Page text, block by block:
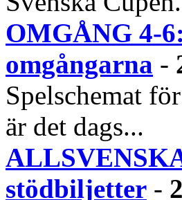
OMGÅNG 4-
omgångarna -
Spelschemat
är det dags...
stödbiljetter -